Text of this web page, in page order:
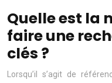
Quelle est la
faire une
clés ?
Lorsqu’il s’agit de